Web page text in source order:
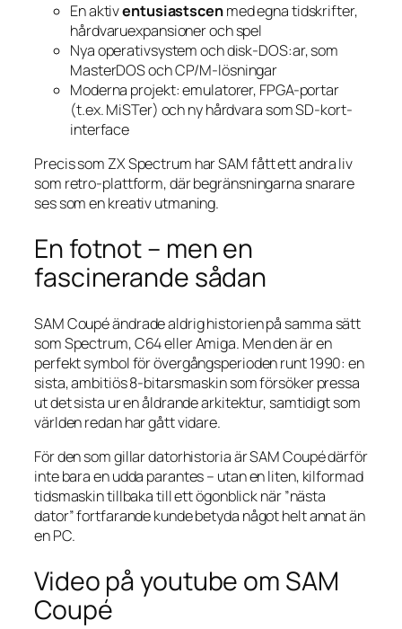
En aktiventusiastscenmed egna tidskrifter,
hårdvaru­expansioner och spel
Nya operativsystem och disk-DOS:ar, som
MasterDOS och CP/M-lösningar
Moderna projekt: emulatorer, FPGA-portar
(t.ex. MiSTer) och ny hårdvara som SD-kort-
interface
Precis som ZX Spectrum har SAM fått ett andra liv
som retro-plattform, där begränsningarna snarare
ses som en kreativ utmaning.
En fotnot – men en
fascinerande sådan
SAM Coupé ändrade aldrig historien på samma sätt
som Spectrum, C64 eller Amiga. Men den är en
perfekt symbol för övergångsperioden runt 1990: en
sista, ambitiös 8-bitarsmaskin som försöker pressa
ut det sista ur en åldrande arkitektur, samtidigt som
världen redan har gått vidare.
För den som gillar datorhistoria är SAM Coupé därför
inte bara en udda parantes – utan en liten, kilformad
tidsmaskin tillbaka till ett ögonblick när ”nästa
dator” fortfarande kunde betyda något helt annat än
en PC.
Video på youtube om SAM
Coupé